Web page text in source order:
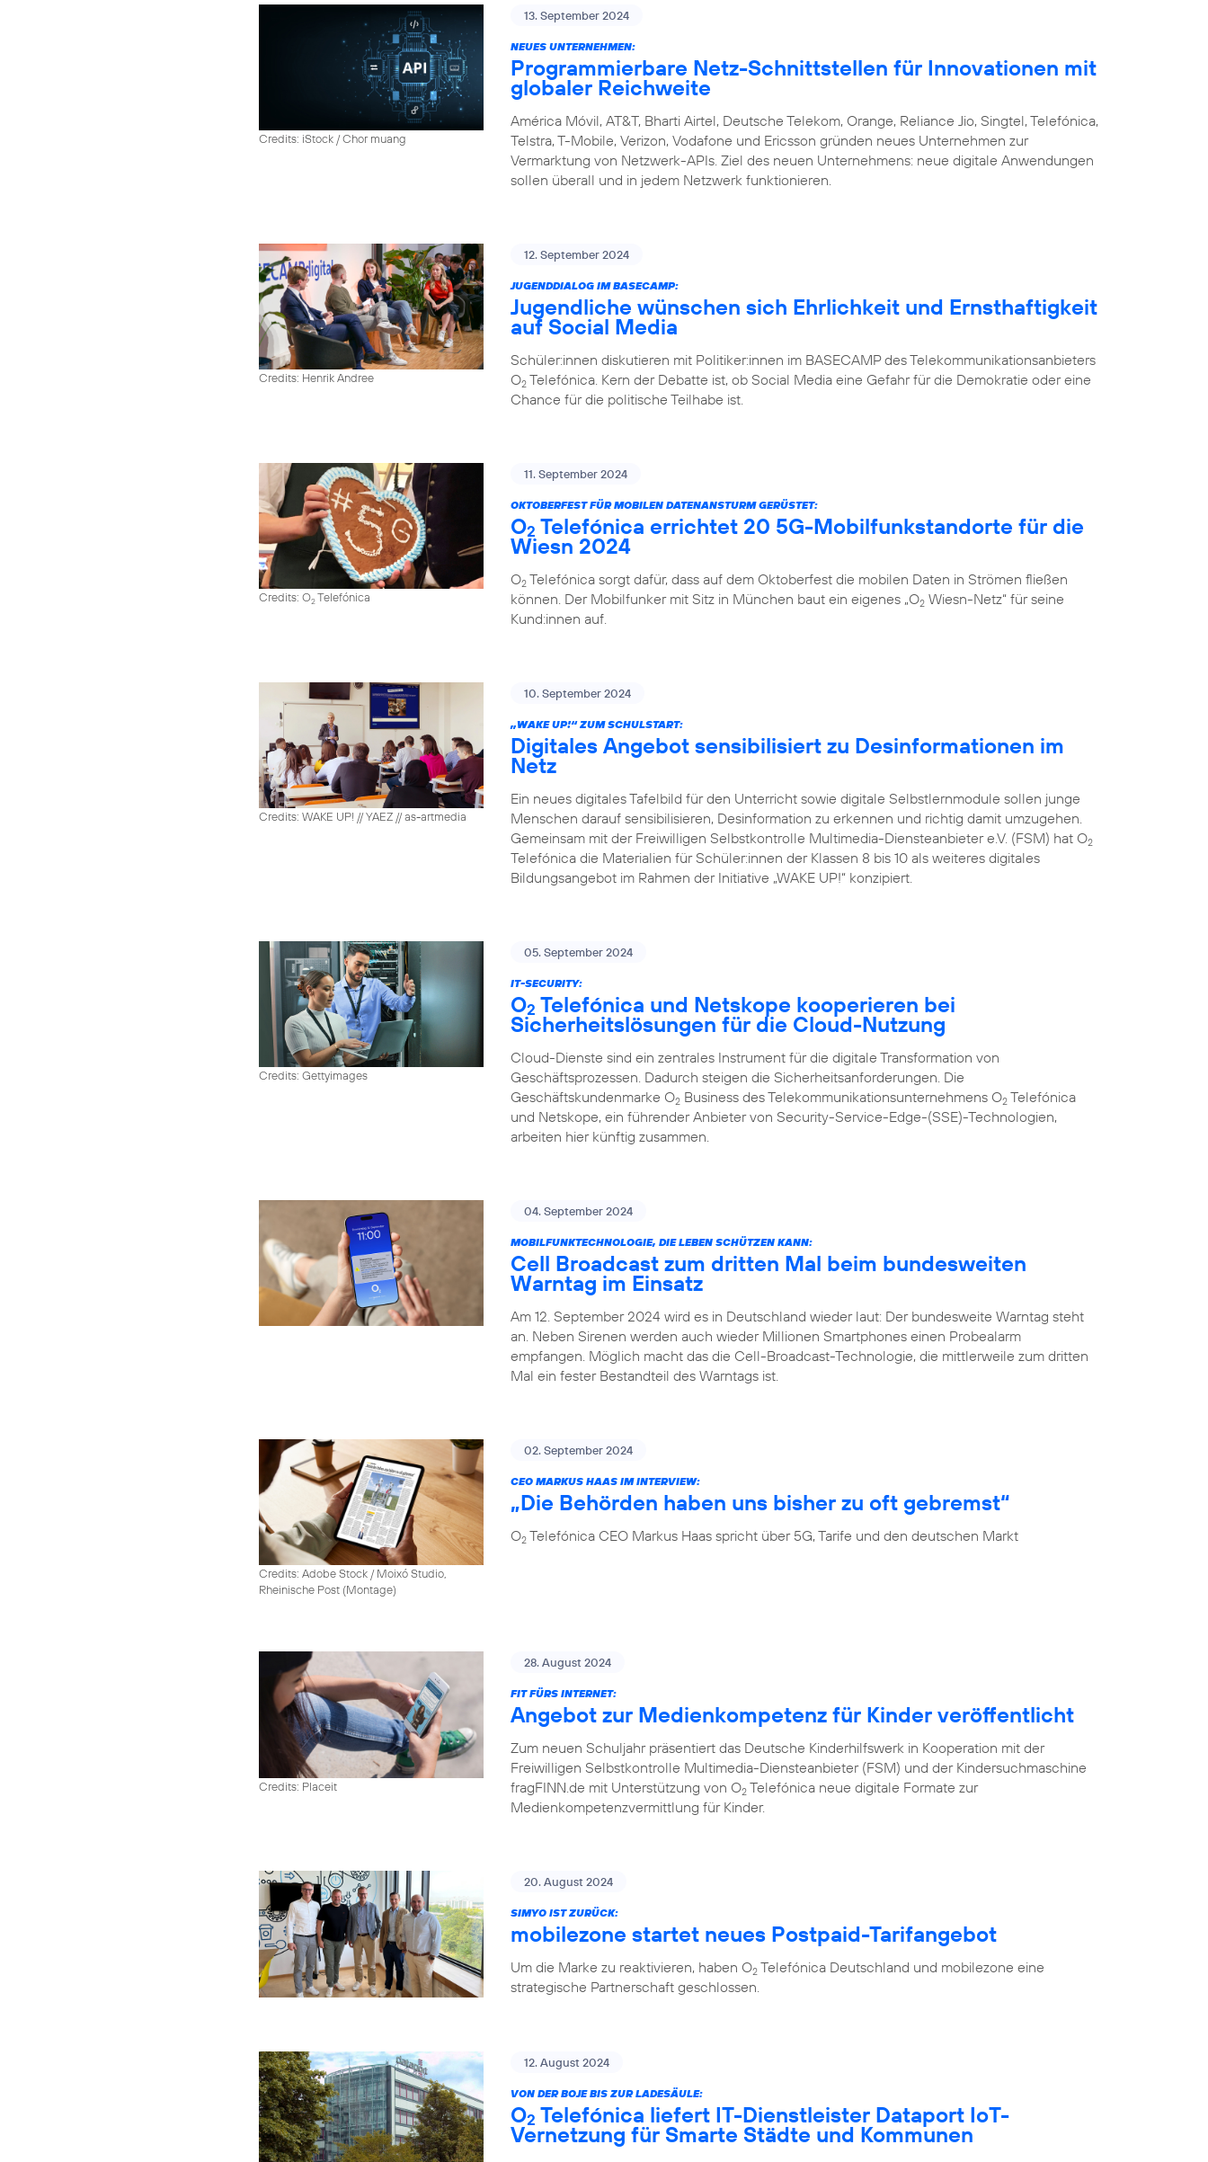
Credits: iStock / Chor muang
13. September 2024
NEUES UNTERNEHMEN:
Programmierbare Netz-Schnittstellen für Innovationen mit
globaler Reichweite
América Móvil, AT&T, Bharti Airtel, Deutsche Telekom, Orange, Reliance Jio, Singtel, Telefónica,
Telstra, T-Mobile, Verizon, Vodafone und Ericsson gründen neues Unternehmen zur
Vermarktung von Netzwerk-APIs. Ziel des neuen Unternehmens: neue digitale Anwendungen
sollen überall und in jedem Netzwerk funktionieren.
Credits: Henrik Andree
12. September 2024
JUGENDDIALOG IM BASECAMP:
Jugendliche wünschen sich Ehrlichkeit und Ernsthaftigkeit
auf Social Media
Schüler:innen diskutieren mit Politiker:innen im BASECAMP des Telekommunikationsanbieters
O2 Telefónica. Kern der Debatte ist, ob Social Media eine Gefahr für die Demokratie oder eine
Chance für die politische Teilhabe ist.
Credits: O2Telefónica
11. September 2024
OKTOBERFEST FÜR MOBILEN DATENANSTURM GERÜSTET:
O2 Telefónica errichtet 20 5G-Mobilfunkstandorte für die
Wiesn 2024
O2 Telefónica sorgt dafür, dass auf dem Oktoberfest die mobilen Daten in Strömen fließen
können. Der Mobilfunker mit Sitz in München baut ein eigenes „O2 Wiesn-Netz“ für seine
Kund:innen auf.
Credits: WAKE UP! // YAEZ // as-artmedia
10. September 2024
„WAKE UP!“ ZUM SCHULSTART:
Digitales Angebot sensibilisiert zu Desinformationen im
Netz
Ein neues digitales Tafelbild für den Unterricht sowie digitale Selbstlernmodule sollen junge
Menschen darauf sensibilisieren, Desinformation zu erkennen und richtig damit umzugehen.
Gemeinsam mit der Freiwilligen Selbstkontrolle Multimedia-Diensteanbieter e.V. (FSM) hat O2
Telefónica die Materialien für Schüler:innen der Klassen 8 bis 10 als weiteres digitales
Bildungsangebot im Rahmen der Initiative „WAKE UP!“ konzipiert.
Credits: Gettyimages
05. September 2024
IT-SECURITY:
O2 Telefónica und Netskope kooperieren bei
Sicherheitslösungen für die Cloud-Nutzung
Cloud-Dienste sind ein zentrales Instrument für die digitale Transformation von
Geschäftsprozessen. Dadurch steigen die Sicherheitsanforderungen. Die
Geschäftskundenmarke O2 Business des Telekommunikationsunternehmens O2 Telefónica
und Netskope, ein führender Anbieter von Security-Service-Edge-(SSE)-Technologien,
arbeiten hier künftig zusammen.
04. September 2024
MOBILFUNKTECHNOLOGIE, DIE LEBEN SCHÜTZEN KANN:
Cell Broadcast zum dritten Mal beim bundesweiten
Warntag im Einsatz
Am 12. September 2024 wird es in Deutschland wieder laut: Der bundesweite Warntag steht
an. Neben Sirenen werden auch wieder Millionen Smartphones einen Probealarm
empfangen. Möglich macht das die Cell-Broadcast-Technologie, die mittlerweile zum dritten
Mal ein fester Bestandteil des Warntags ist.
Credits: Adobe Stock / Moixó Studio,
Rheinische Post (Montage)
02. September 2024
CEO MARKUS HAAS IM INTERVIEW:
„Die Behörden haben uns bisher zu oft gebremst“
O2 Telefónica CEO Markus Haas spricht über 5G, Tarife und den deutschen Markt
Credits: Placeit
28. August 2024
FIT FÜRS INTERNET:
Angebot zur Medienkompetenz für Kinder veröffentlicht
Zum neuen Schuljahr präsentiert das Deutsche Kinderhilfswerk in Kooperation mit der
Freiwilligen Selbstkontrolle Multimedia-Diensteanbieter (FSM) und der Kindersuchmaschine
fragFINN.de mit Unterstützung von O2 Telefónica neue digitale Formate zur
Medienkompetenzvermittlung für Kinder.
20. August 2024
SIMYO IST ZURÜCK:
mobilezone startet neues Postpaid-Tarifangebot
Um die Marke zu reaktivieren, haben O2 Telefónica Deutschland und mobilezone eine
strategische Partnerschaft geschlossen.
12. August 2024
VON DER BOJE BIS ZUR LADESÄULE:
O2 Telefónica liefert IT-Dienstleister Dataport IoT-
Vernetzung für Smarte Städte und Kommunen